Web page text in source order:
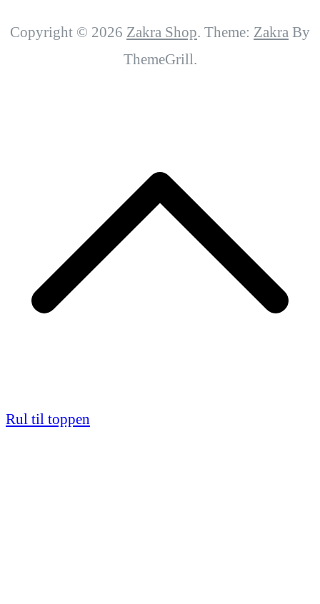
Copyright © 2026 Zakra Shop. Theme: Zakra By
ThemeGrill.
Rul til toppen